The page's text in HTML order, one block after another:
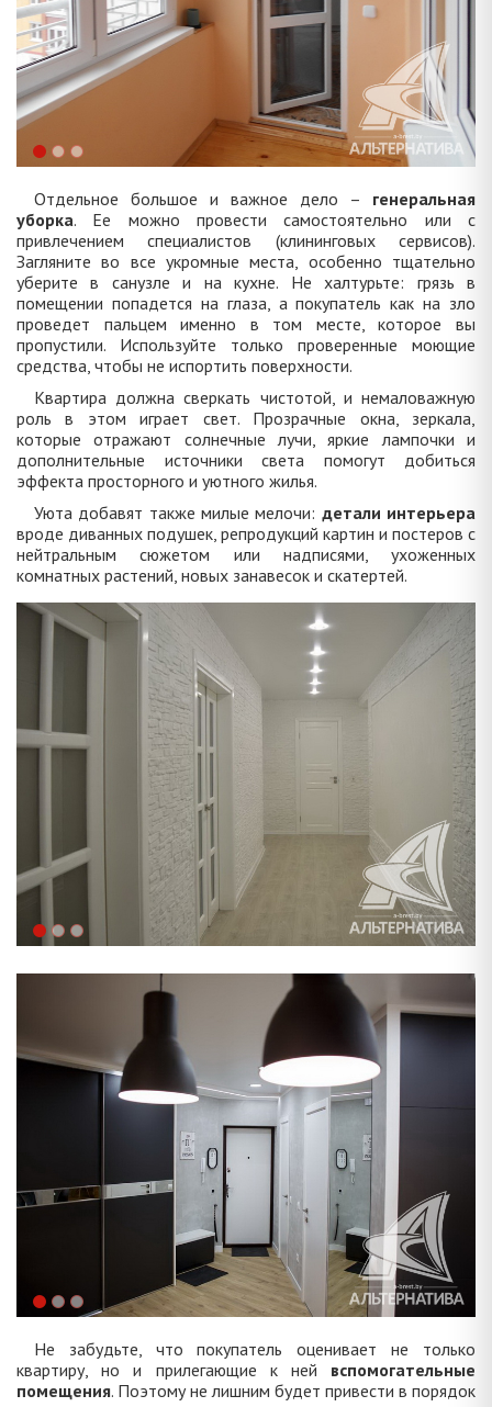
Отдельное большое и важное дело – генеральная
уборка. Ее можно провести самостоятельно или с
привлечением специалистов (клининговых сервисов).
Загляните во все укромные места, особенно тщательно
уберите в санузле и на кухне. Не халтурьте: грязь в
помещении попадется на глаза, а покупатель как на зло
проведет пальцем именно в том месте, которое вы
пропустили. Используйте только проверенные моющие
средства, чтобы не испортить поверхности.
Квартира должна сверкать чистотой, и немаловажную
роль в этом играет свет. Прозрачные окна, зеркала,
которые отражают солнечные лучи, яркие лампочки и
дополнительные источники света помогут добиться
эффекта просторного и уютного жилья.
Уюта добавят также милые мелочи: детали интерьера
вроде диванных подушек, репродукций картин и постеров с
нейтральным сюжетом или надписями, ухоженных
комнатных растений, новых занавесок и скатертей.
Не забудьте, что покупатель оценивает не только
квартиру, но и прилегающие к ней вспомогательные
помещения. Поэтому не лишним будет привести в порядок